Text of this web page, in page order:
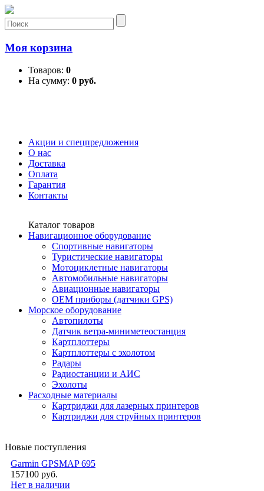
Моя корзина
Товаров: 0
На сумму: 0 руб.
Акции и спецпредложения
О нас
Доставка
Оплата
Гарантия
Контакты
Каталог товаров
Навигационное оборудование
Спортивные навигаторы
Туристические навигаторы
Мотоциклетные навигаторы
Автомобильные навигаторы
Авиационные навигаторы
OEM приборы (датчики GPS)
Морское оборудование
Автопилоты
Датчик ветра-миниметеостанция
Картплоттеры
Картплоттеры с эхолотом
Радары
Радиостанции и АИС
Эхолоты
Расходные материалы
Картриджи для лазерных принтеров
Картриджи для струйных принтеров
Новые поступления
Garmin GPSMAP 695
157100 руб.
Нет в наличии